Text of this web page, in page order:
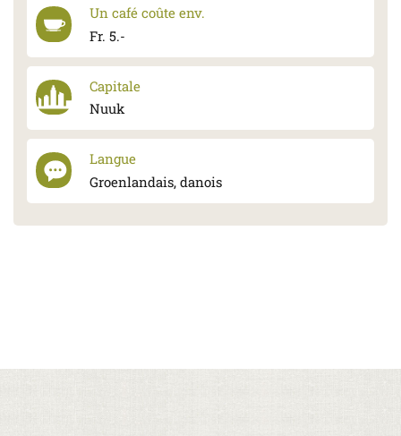
Un café coûte env.
Fr. 5.-
Capitale
Nuuk
Langue
Groenlandais, danois